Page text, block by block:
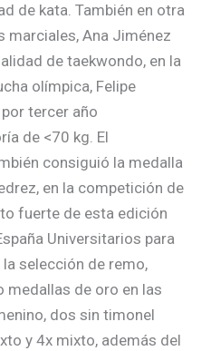
de kata. También en otra
marciales, Ana Jiménez
de taekwondo, en la
olímpica, Felipe
tercer año
de <70 kg. El
consiguió la medalla
en la competición de
fuerte de esta edición
Universitarios para
selección de remo,
medallas de oro en las
dos sin timonel
y 4x mixto, además del